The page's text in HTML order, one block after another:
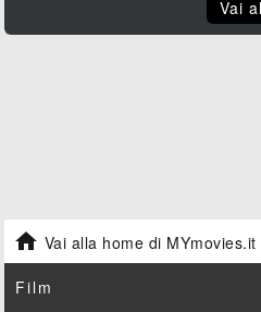
Vai
 Vai alla home di MYmovies.it
Film